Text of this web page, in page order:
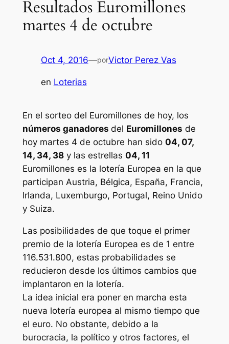
Resultados Euromillones
martes 4 de octubre
Oct 4, 2016—porVictor Perez Vas
en Loterias
En el sorteo del Euromillones de hoy, los
números ganadores del Euromillones de
hoy martes 4 de octubre han sido 04, 07,
14, 34, 38y las estrellas 04, 11
Euromillones es la lotería Europea en la que
participan Austria, Bélgica, España, Francia,
Irlanda, Luxemburgo, Portugal, Reino Unido
y Suiza.
Las posibilidades de que toque el primer
premio de la lotería Europea es de 1 entre
116.531.800, estas probabilidades se
reducieron desde los últimos cambios que
implantaron en la lotería.
La idea inicial era poner en marcha esta
nueva lotería europea al mismo tiempo que
el euro. No obstante, debido a la
burocracia, la político y otros factores, el